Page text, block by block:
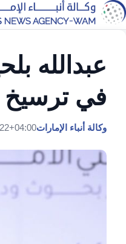
عبدالله
في ترسيخ
وكالة أنباء الإمارات